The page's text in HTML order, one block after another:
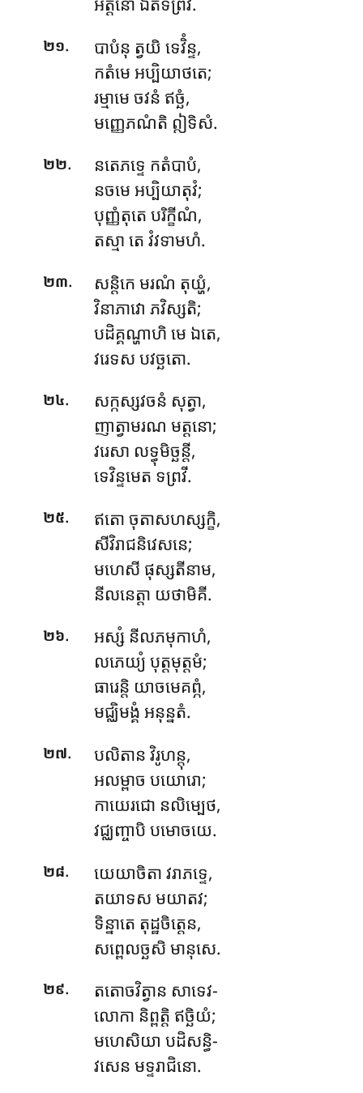
២១. បាបំនុ ត្វយិ ទេវិំន្ទ,
កតំមេ អប្បិយាថតេ;
រម្មាមេ ចវនំ ឥច្ឆំ,
មញ្ញេភណំតិ ឦទិសំ.
២២.
នតេភទ្ទេ កតំបាបំ,
នចមេ អប្បិយាតុវំ;
បុញ្ញំតុតេ បរិក្ខីណំ,
តស្មា តេ វំវទាមហំ.
២៣. សន្តិកេ មរណំ តុយ្ហំ,
វិនាភាវោ ភវិស្សតិ;
បដិគ្គណ្ហាហិ មេ ឯតេ,
វរេទស បវច្ឆតោ.
២៤.
សក្កស្សវចនំ សុត្វា,
ញាត្វាមរណ មត្តនោ;
វរេសា លទ្ធុមិច្ឆន្តី,
ទេវិន្ទមេត ទព្រវី.
២៥.
ឥតោ ចុតាសហស្សក្ខិ,
សីវិរាជនិវេសនេ;
មហេសី ផុស្សតីនាម,
នីលនេត្តា យថាមិគី.
២៦. អស្សំ នីលភមុកាហំ,
លភេយ្យំ បុត្តមុត្តមំ;
ធារេន្តិ យាចមេគព្ភំ,
មជ្ឈិមង្គំ អនុន្នតំ.
២៧.
បលិតាន វិរូហន្តុ,
អលម្ពាច បយោរោ;
កាយេរជោ នលិម្បេថ,
វជ្ឈញ្ចាបិ បមោចយេ.
២៨. យេយាចិតា វរាភទ្ទេ,
តយាទស មយាតវ;
ទិន្នាតេ តុដ្ឋចិត្តេន,
សព្ពេលច្ឆសិ មានុសេ.
២៩.
តតោចវិត្វាន សាទេវ-
លោកា និព្ពត្តិ ឥច្ឆិយំ;
មហេសិយា បដិសន្ធិ-
វសេន មទ្ទរាជិនោ.